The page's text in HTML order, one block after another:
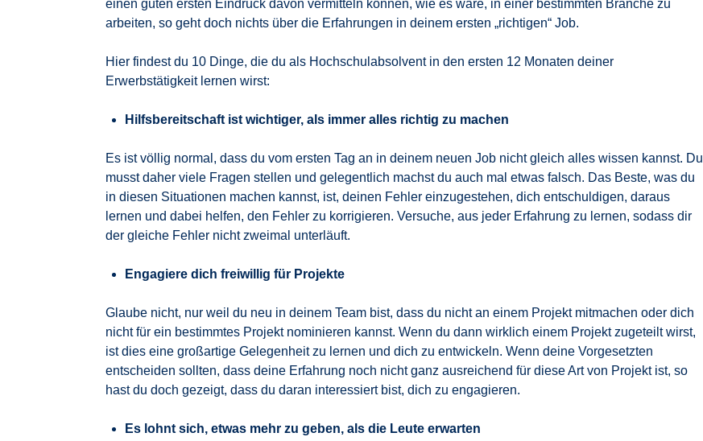
einen guten ersten Eindruck davon vermitteln können, wie es wäre, in einer bestimmten Branche zu
arbeiten, so geht doch nichts über die Erfahrungen in deinem ersten „richtigen“ Job.
Hier findest du 10 Dinge, die du als Hochschulabsolvent in den ersten 12 Monaten deiner
Erwerbstätigkeit lernen wirst:
Hilfsbereitschaft ist wichtiger, als immer alles richtig zu machen
Es ist völlig normal, dass du vom ersten Tag an in deinem neuen Job nicht gleich alles wissen kannst. Du
musst daher viele Fragen stellen und gelegentlich machst du auch mal etwas falsch. Das Beste, was du
in diesen Situationen machen kannst, ist, deinen Fehler einzugestehen, dich entschuldigen, daraus
lernen und dabei helfen, den Fehler zu korrigieren. Versuche, aus jeder Erfahrung zu lernen, sodass dir
der gleiche Fehler nicht zweimal unterläuft.
Engagiere dich freiwillig für Projekte
Glaube nicht, nur weil du neu in deinem Team bist, dass du nicht an einem Projekt mitmachen oder dich
nicht für ein bestimmtes Projekt nominieren kannst. Wenn du dann wirklich einem Projekt zugeteilt wirst,
ist dies eine großartige Gelegenheit zu lernen und dich zu entwickeln. Wenn deine Vorgesetzten
entscheiden sollten, dass deine Erfahrung noch nicht ganz ausreichend für diese Art von Projekt ist, so
hast du doch gezeigt, dass du daran interessiert bist, dich zu engagieren.
Es lohnt sich, etwas mehr zu geben, als die Leute erwarten